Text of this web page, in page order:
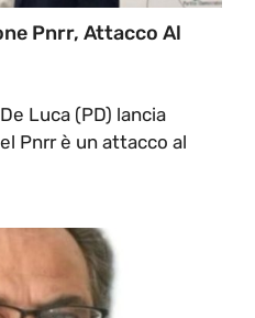
Pnrr, Attacco Al
Luca (PD) lancia
Pnrr è un attacco al